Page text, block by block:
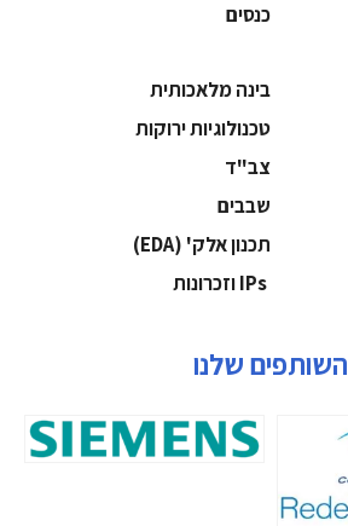
כנסים
בינה מלאכותית
‫טכנולוגיות ירוקות‬
‫צב"ד‬
‫שבבים‬
‫תכנון אלק' (‪(EDA‬‬
השותפים שלנו